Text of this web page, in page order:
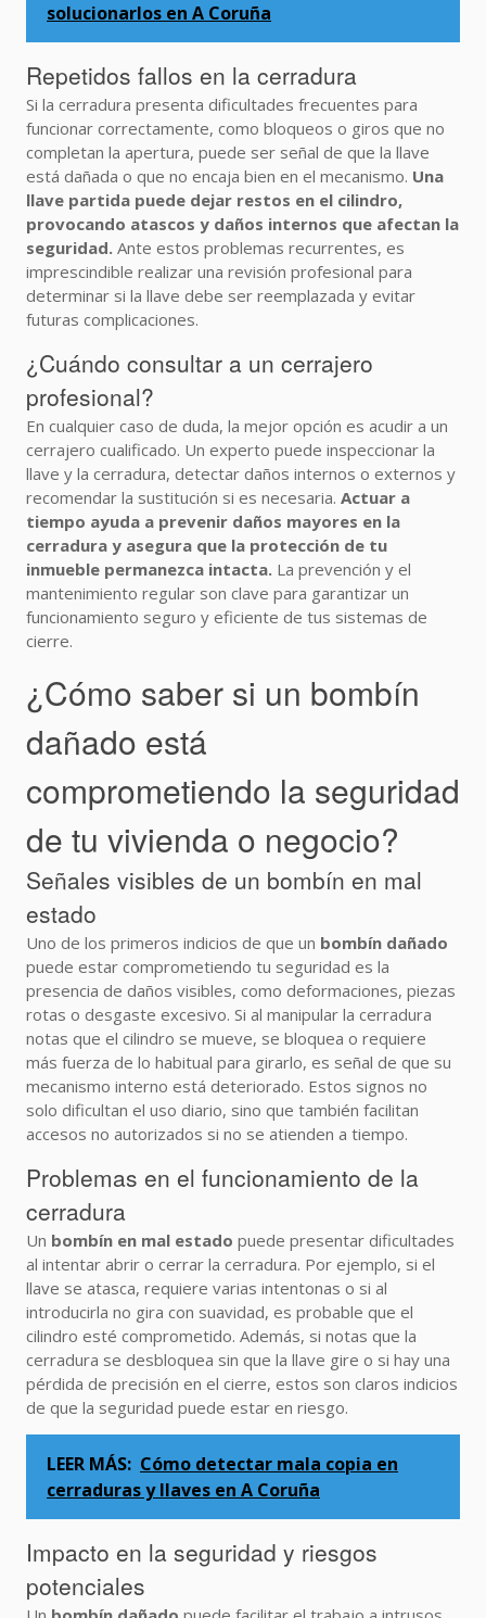
solucionarlos en A Coruña
Repetidos fallos en la cerradura
Si la cerradura presenta dificultades frecuentes para
funcionar correctamente, como bloqueos o giros que no
completan la apertura, puede ser señal de que la llave
está dañada o que no encaja bien en el mecanismo. Una
llave partida puede dejar restos en el cilindro,
provocando atascos y daños internos que afectan la
seguridad. Ante estos problemas recurrentes, es
imprescindible realizar una revisión profesional para
determinar si la llave debe ser reemplazada y evitar
futuras complicaciones.
¿Cuándo consultar a un cerrajero
profesional?
En cualquier caso de duda, la mejor opción es acudir a un
cerrajero cualificado. Un experto puede inspeccionar la
llave y la cerradura, detectar daños internos o externos y
recomendar la sustitución si es necesaria. Actuar a
tiempo ayuda a prevenir daños mayores en la
cerradura y asegura que la protección de tu
inmueble permanezca intacta. La prevención y el
mantenimiento regular son clave para garantizar un
funcionamiento seguro y eficiente de tus sistemas de
cierre.
¿Cómo saber si un bombín
dañado está
comprometiendo la seguridad
de tu vivienda o negocio?
Señales visibles de un bombín en mal
estado
Uno de los primeros indicios de que un bombín dañado
puede estar comprometiendo tu seguridad es la
presencia de daños visibles, como deformaciones, piezas
rotas o desgaste excesivo. Si al manipular la cerradura
notas que el cilindro se mueve, se bloquea o requiere
más fuerza de lo habitual para girarlo, es señal de que su
mecanismo interno está deteriorado. Estos signos no
solo dificultan el uso diario, sino que también facilitan
accesos no autorizados si no se atienden a tiempo.
Problemas en el funcionamiento de la
cerradura
Un bombín en mal estado puede presentar dificultades
al intentar abrir o cerrar la cerradura. Por ejemplo, si el
llave se atasca, requiere varias intentonas o si al
introducirla no gira con suavidad, es probable que el
cilindro esté comprometido. Además, si notas que la
cerradura se desbloquea sin que la llave gire o si hay una
pérdida de precisión en el cierre, estos son claros indicios
de que la seguridad puede estar en riesgo.
LEER MÁS: Cómo detectar mala copia en
cerraduras y llaves en A Coruña
Impacto en la seguridad y riesgos
potenciales